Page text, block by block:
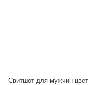
Свитшот для мужчин цвет